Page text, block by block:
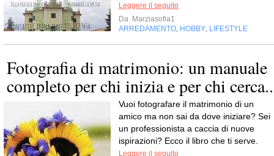
Leggere il seguito
Da Marziasofia1
ARREDAMENTO HOBBY LIFESTYLE
Fotografia di matrimonio: un manuale
completo per chi inizia e per chi
Vuoi fotografare il matrimonio di un
amico ma non sai da dove iniziare? Sei
un professionista a caccia di nuove
ispirazioni? Ecco il libro che ti serve.
Leggere il seguito